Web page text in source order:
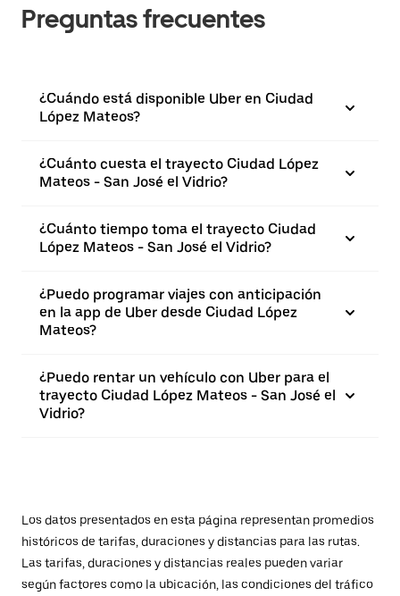
Preguntas frecuentes
¿Cuándo está disponible Uber en Ciudad
López Mateos?
¿Cuánto cuesta el trayecto Ciudad López
Mateos - San José el Vidrio?
¿Cuánto tiempo toma el trayecto Ciudad
López Mateos - San José el Vidrio?
¿Puedo programar viajes con anticipación
en la app de Uber desde Ciudad López
Mateos?
¿Puedo rentar un vehículo con Uber para el
trayecto Ciudad López Mateos - San José el
Vidrio?
Los datos presentados en esta página representan promedios
históricos de tarifas, duraciones y distancias para las rutas.
Las tarifas, duraciones y distancias reales pueden variar
según factores como la ubicación, las condiciones del tráfico